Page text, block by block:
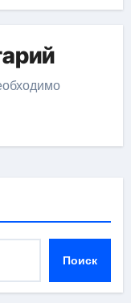
Поиск